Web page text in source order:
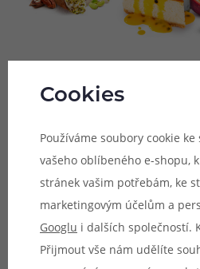
Adam's vape je série nových
se stejným jménem. Ti se
chuťových kombinací, jež
také dezertů. V kolekci najdete
vhodné pro každodenní
jsou vyráběny čistě na území
všemi potřebnými
mezinárodní trh. Jsou
Cookies
Používáme soubory cookie
vašeho oblíbeného e-shopu,
stránek vašim potřebám, ke
marketingovým účelům a
Googlu i dalších společností.
Přijmout vše nám udělíte